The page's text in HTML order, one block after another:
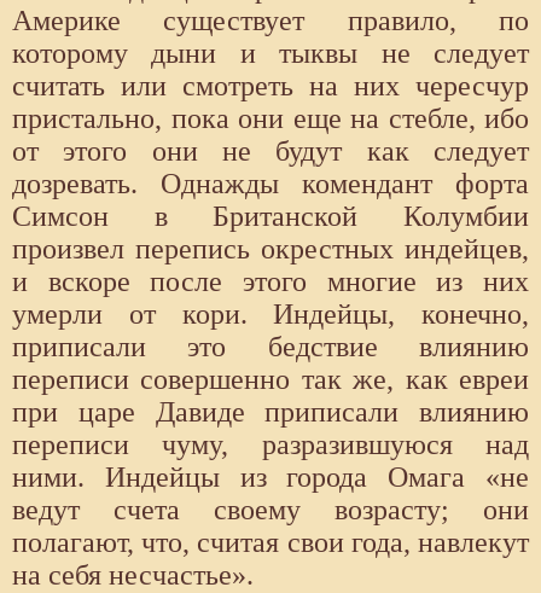
Америке существует правило, по
которому дыни и тыквы не следует
считать или смотреть на них чересчур
пристально, пока они еще на стебле, ибо
от этого они не будут как следует
дозревать. Однажды комендант форта
Симсон в Британской Колумбии
произвел перепись окрестных индейцев,
и вскоре после этого многие из них
умерли от кори. Индейцы, конечно,
приписали это бедствие влиянию
переписи совершенно так же, как евреи
при царе Давиде приписали влиянию
переписи чуму, разразившуюся над
ними. Индейцы из города Омага «не
ведут счета своему возрасту; они
полагают, что, считая свои года, навлекут
на себя несчастье».